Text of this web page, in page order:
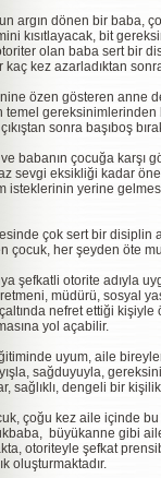
argın dönen bir baba,
kısıtlayacak, bit
olan baba sert bir
kaç kez azarladıktan
özen gösteren anne
temel gereksinimlerinden
sonra başıboş
babanın çocuğa karşı
sevgi eksikliği kadar
isteklerinin yerine
çok sert bir disiplin
çocuk, her şeyden öte
şefkatli otorite adıyla
müdürü, sosyal
nefret ettiği
yol açabilir.
uyum, aile
sağduyuyla,
sağlıklı, dengeli bir
çoğu kez aile içinde
büyükanne gibi
otoriteyle şefkat
oluşturmaktadır.